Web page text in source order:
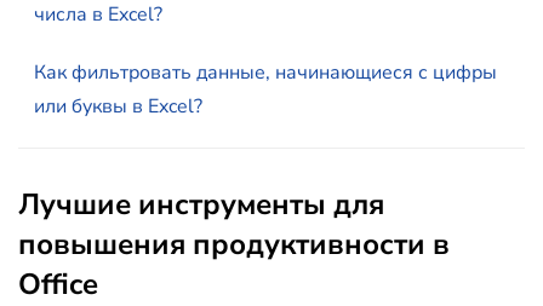
числа в Excel?
Как фильтровать данные, начинающиеся с цифры
или буквы в Excel?
Лучшие инструменты для
повышения продуктивности в
Office